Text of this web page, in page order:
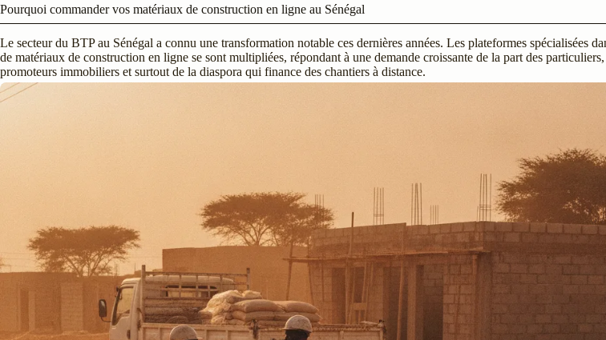
Pourquoi commander vos matériaux de construction en ligne au Sénégal
Le secteur du BTP au Sénégal a connu une transformation notable ces dernières années. Les plateformes spécialisées
de matériaux de construction en ligne se sont multipliées, répondant à une demande croissante de la part des particuliers,
promoteurs immobiliers et surtout de la diaspora qui finance des chantiers à distance.